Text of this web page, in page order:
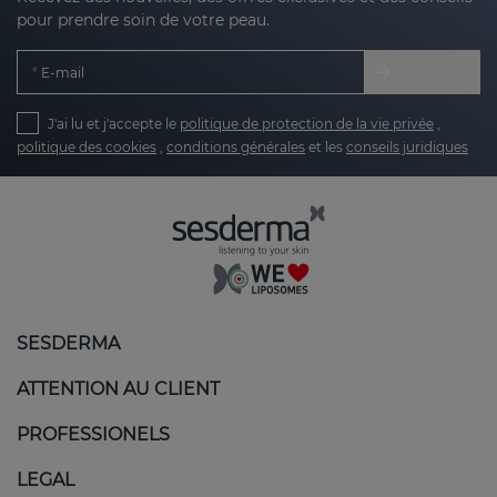
pour prendre soin de votre peau.
E-mail
J'ai lu et j'accepte le politique de protection de la vie privée ,
politique des cookies , conditions générales et les conseils juridiques
SESDERMA
ATTENTION AU CLIENT
PROFESSIONELS
LEGAL